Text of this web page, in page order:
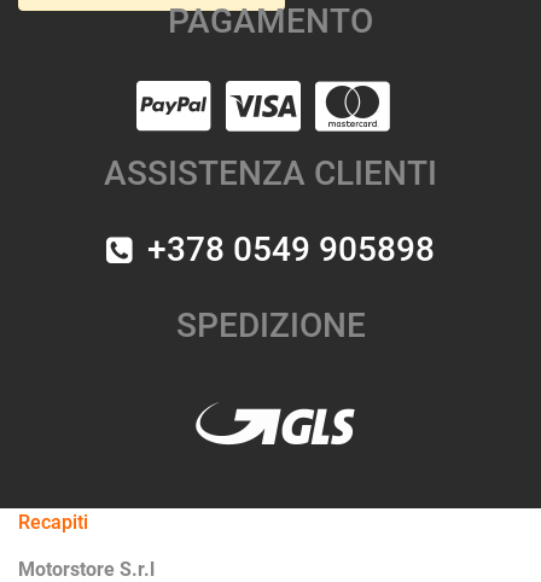
PAGAMENTO
ASSISTENZA CLIENTI
+378 0549 905898
SPEDIZIONE
Recapiti
Motorstore S.r.l